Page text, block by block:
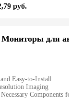
руб.
Мониторы для
Easy-to-Install
Imaging